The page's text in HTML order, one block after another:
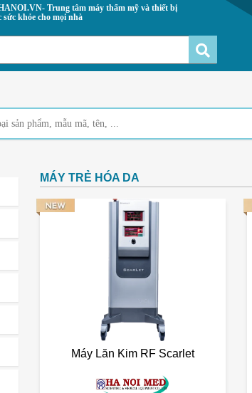
tâm máy thẩm mỹ và thiết bị
sức khỏe cho mọi nhà
MÁY TRẺ HÓA DA
Máy Lăn Kim RF Scarlet